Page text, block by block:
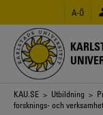
huvudinnehåll
A-Ö
Länkstig
KAU.SE > Utbildning >
forsknings- och